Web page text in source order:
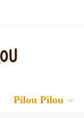
Pilou Pilou